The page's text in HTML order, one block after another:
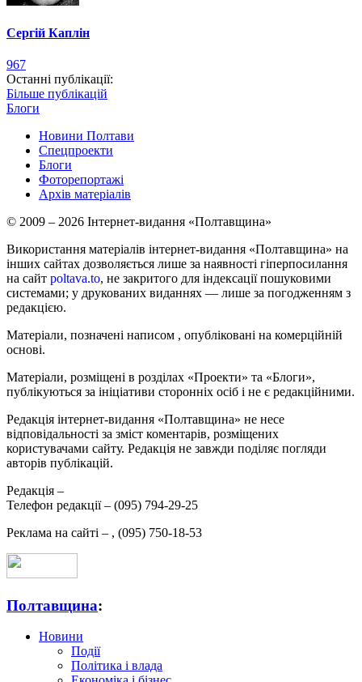
Сергій Каплін
967
Останні публікації:
Більше публікацій
Блоги
Новини Полтави
Спецпроекти
Блоги
Фоторепортажі
Архів матеріалів
© 2009 – 2026 Інтернет-видання «Полтавщина»
Використання матеріалів інтернет-видання «Полтавщина» на
інших сайтах дозволяється лише за наявності гіперпосилання
на сайт poltava.to, не закритого для індексації пошуковими
системами; у друкованих виданнях — лише за погодженням з
редакцією.
Матеріали, позначені написом , опубліковані на комерційній
основі.
Матеріали, розміщені в розділах «Проекти» та «Блоги»,
публікуються за ініціативи сторонніх осіб і не є редакційними.
Редакція інтернет-видання «Полтавщина» не несе
відповідальності за зміст коментарів, розміщених
користувачами сайту. Редакція не завжди поділяє погляди
авторів публікацій.
Редакція –
Телефон редакції – (095) 794-29-25
Реклама на сайті – , (095) 750-18-53
Полтавщина:
Новини
Події
Політика і влада